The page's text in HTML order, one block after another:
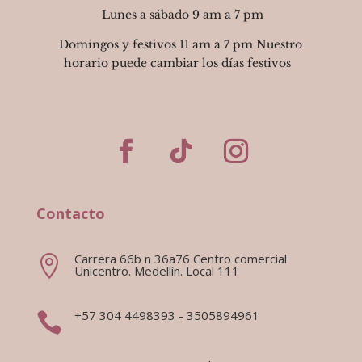
Lunes a sábado 9 am a 7 pm
Domingos y festivos 11 am a 7 pm Nuestro
horario puede cambiar los días festivos
Contacto
 Carrera 66b n 36a76 Centro comercial
Unicentro. Medellín. Local 111
 +57 304 4498393 - 3505894961